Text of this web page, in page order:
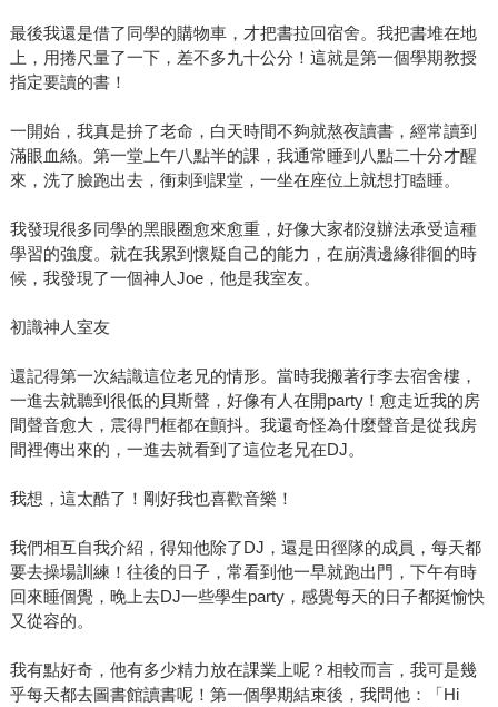
最後我還是借了同學的購物車，才把書拉回宿舍。我把書堆在地
上，用捲尺量了一下，差不多九十公分！這就是第一個學期教授
指定要讀的書！
一開始，我真是拚了老命，白天時間不夠就熬夜讀書，經常讀到
滿眼血絲。第一堂上午八點半的課，我通常睡到八點二十分才醒
來，洗了臉跑出去，衝刺到課堂，一坐在座位上就想打瞌睡。
我發現很多同學的黑眼圈愈來愈重，好像大家都沒辦法承受這種
學習的強度。就在我累到懷疑自己的能力，在崩潰邊緣徘徊的時
候，我發現了一個神人Joe，他是我室友。
初識神人室友
還記得第一次結識這位老兄的情形。當時我搬著行李去宿舍樓，
一進去就聽到很低的貝斯聲，好像有人在開party！愈走近我的房
間聲音愈大，震得門框都在顫抖。我還奇怪為什麼聲音是從我房
間裡傳出來的，一進去就看到了這位老兄在DJ。
我想，這太酷了！剛好我也喜歡音樂！
我們相互自我介紹，得知他除了DJ，還是田徑隊的成員，每天都
要去操場訓練！往後的日子，常看到他一早就跑出門，下午有時
回來睡個覺，晚上去DJ一些學生party，感覺每天的日子都挺愉快
又從容的。
我有點好奇，他有多少精力放在課業上呢？相較而言，我可是幾
乎每天都去圖書館讀書呢！第一個學期結束後，我問他：「Hi